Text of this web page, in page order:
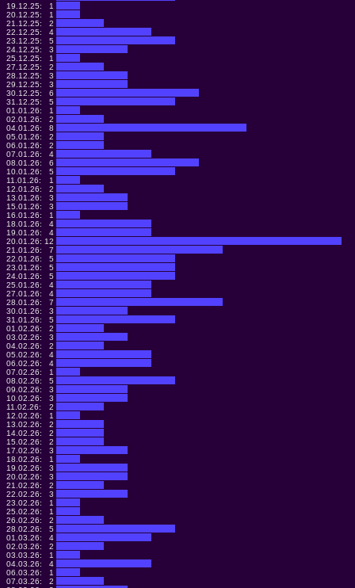
19.12.25:
1
20.12.25:
1
21.12.25:
2
22.12.25:
4
23.12.25:
5
24.12.25:
3
25.12.25:
1
27.12.25:
2
28.12.25:
3
29.12.25:
3
30.12.25:
6
31.12.25:
5
01.01.26:
1
02.01.26:
2
04.01.26:
8
05.01.26:
2
06.01.26:
2
07.01.26:
4
08.01.26:
6
10.01.26:
5
11.01.26:
1
12.01.26:
2
13.01.26:
3
15.01.26:
3
16.01.26:
1
18.01.26:
4
19.01.26:
4
20.01.26: 12
21.01.26:
7
22.01.26:
5
23.01.26:
5
24.01.26:
5
25.01.26:
4
27.01.26:
4
28.01.26:
7
30.01.26:
3
31.01.26:
5
01.02.26:
2
03.02.26:
3
04.02.26:
2
05.02.26:
4
06.02.26:
4
07.02.26:
1
08.02.26:
5
09.02.26:
3
10.02.26:
3
11.02.26:
2
12.02.26:
1
13.02.26:
2
14.02.26:
2
15.02.26:
2
17.02.26:
3
18.02.26:
1
19.02.26:
3
20.02.26:
3
21.02.26:
2
22.02.26:
3
23.02.26:
1
25.02.26:
1
26.02.26:
2
28.02.26:
5
01.03.26:
4
02.03.26:
2
03.03.26:
1
04.03.26:
4
06.03.26:
1
07.03.26:
2